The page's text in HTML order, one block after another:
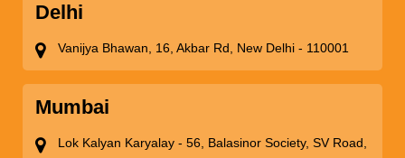
Delhi
Vanijya Bhawan, 16, Akbar Rd, New Delhi - 110001
Mumbai
Lok Kalyan Karyalay - 56, Balasinor Society, SV Road,